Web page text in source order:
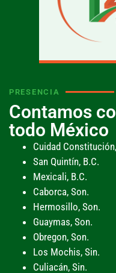
PRESENCIA
Contamos
todo México
Cuidad
San Quintín, B.C.
Mexicali, B.C.
Caborca, Son.
Hermosillo, Son.
Guaymas, Son.
Obregon, Son.
Los Mochis, Sin.
Culiacán, Sin.